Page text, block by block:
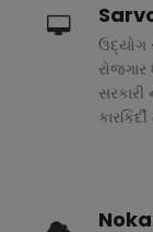
ઉદ્યોગ